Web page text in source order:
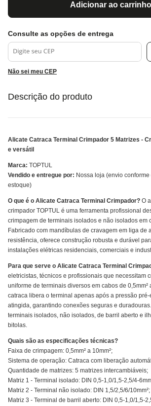
Adicionar ao carrinho
Não sei meu CEP
Descrição do produto
Alicate Catraca Terminal Crimpador 5 Matrizes -
e versátil
Marca: TOPTUL
Vendido e entregue por: Nossa loja (envio
estoque)
O que é o Alicate Catraca Terminal Crimpador? O
crimpador TOPTUL é uma ferramenta profissional
crimpagem de terminais isolados e não isolados em
Fabricado com mandíbulas de cravagem em liga de
resistência, oferece construção robusta e durável
instalações elétricas residenciais, comerciais e
Para que serve o Alicate Catraca Terminal
eletricistas, técnicos e profissionais que necessitam
uniforme de terminais diversos em cabos de 0,5mm²
catraca libera o terminal apenas após a pressão
atingida, garantindo conexões seguras e
terminais isolados, não isolados, de barril aberto e
bitolas.
Quais são as especificações técnicas?
Faixa de crimpagem: 0,5mm² a 10mm²;
Sistema de operação: Catraca com liberação
Quantidade de matrizes: 5 matrizes intercambiáveis;
Matriz 1 - Terminal isolado: DIN 0,5-1,0/1,5-2,5/4-
Matriz 2 - Terminal não isolado: DIN 1,5/2,5/6/10mm²;
Matriz 3 - Terminal de barril aberto: DIN 0,5-1,0/1,5-